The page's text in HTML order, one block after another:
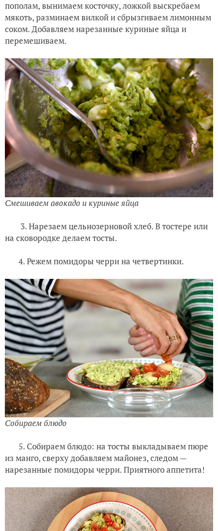
пополам, вынимаем косточку, ложкой выскребаем
мякоть, разминаем вилкой и сбрызгиваем лимонным
соком. Добавляем нарезанные куриные яйца и
перемешиваем.
Смешиваем авокадо и куриные яйца
3. Нарезаем цельнозерновой хлеб. В тостере или
на сковородке делаем тосты.
4. Режем помидоры черри на четвертинки.
Собираем блюдо
5. Собираем блюдо: на тосты выкладываем пюре
из манго, сверху добавляем майонез, следом —
нарезанные помидоры черри. Приятного аппетита!